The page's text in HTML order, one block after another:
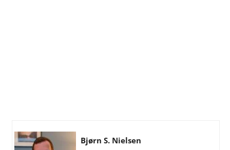
Bjørn S. Nielsen